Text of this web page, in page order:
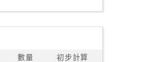
數量 初步計算